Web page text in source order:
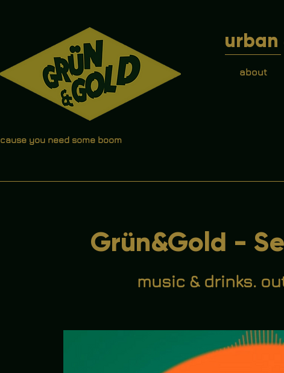
about
cause you need some boom
Grün&Gold -
music & drinks.